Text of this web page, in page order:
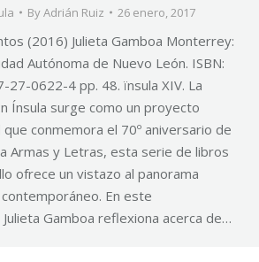
ByAdrián Ruiz 26 enero, 2017
(2016) Julieta Gamboa Monterrey:
Autónoma de Nuevo León. ISBN:
27-0622-4 pp. 48. ïnsula XIV. La
Ínsula surge como un proyecto
conmemora el 70º aniversario de
Armas y Letras, esta serie de libros
ofrece un vistazo al panorama
En este
Gamboa reflexiona acerca de…